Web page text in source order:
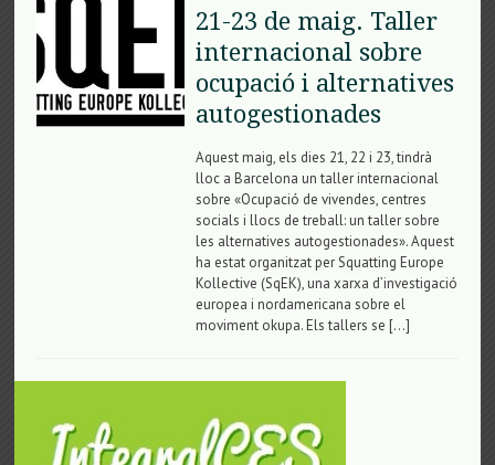
21-23 de maig. Taller
internacional sobre
ocupació i alternatives
autogestionades
Aquest maig, els dies 21, 22 i 23, tindrà
lloc a Barcelona un taller internacional
sobre «Ocupació de vivendes, centres
socials i llocs de treball: un taller sobre
les alternatives autogestionades». Aquest
ha estat organitzat per Squatting Europe
Kollective (SqEK), una xarxa d’investigació
europea i nordamericana sobre el
moviment okupa. Els tallers se […]